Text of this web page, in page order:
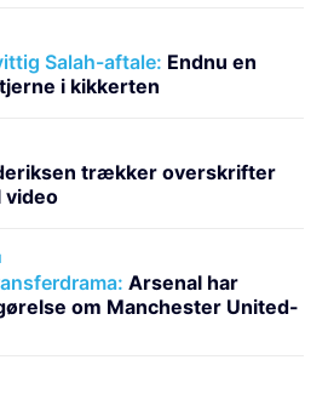
Salah-aftale: Endnu en
i kikkerten
trækker overskrifter
video
Arsenal har
om Manchester United-